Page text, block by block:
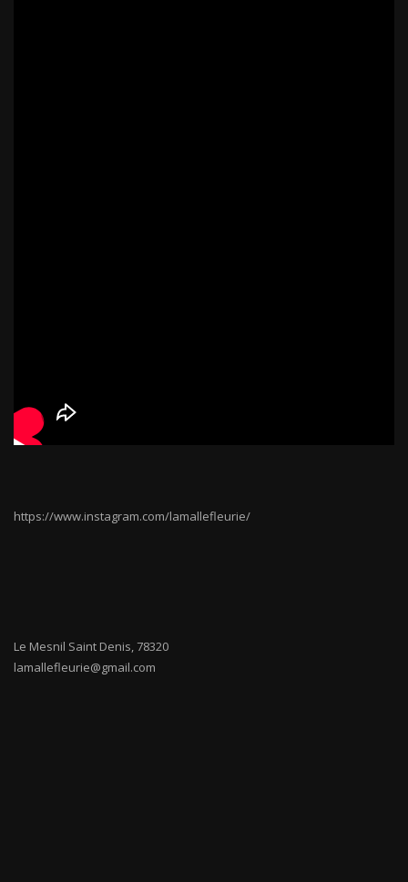
https://www.instagram.com/lamallefleurie/
Le Mesnil Saint Denis,78320
lamallefleurie@gmail.com